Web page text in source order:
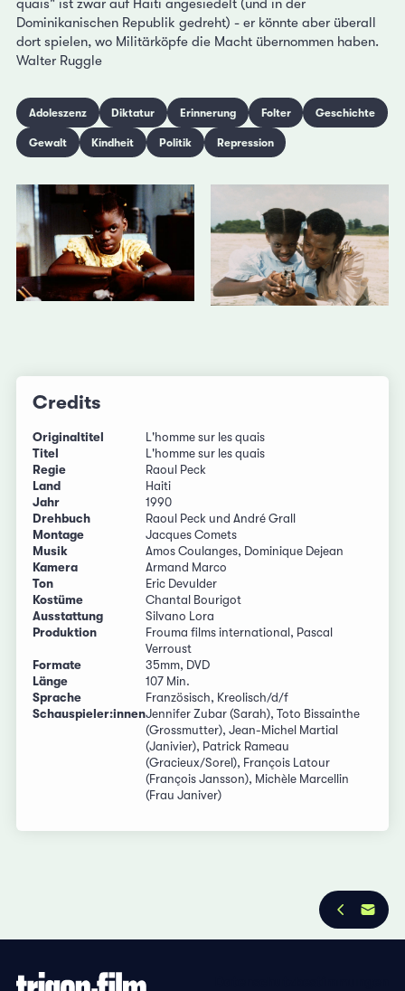
quais" ist zwar auf Haiti angesiedelt (und in der
Dominikanischen Republik gedreht) - er könnte aber überall
dort spielen, wo Militärköpfe die Macht übernommen haben.
Walter Ruggle
Adoleszenz Diktatur Erinnerung Folter Geschichte
Gewalt Kindheit Politik Repression
Credits
Originaltitel
L'homme sur les quais
Titel
L'homme sur les quais
Regie
Raoul Peck
Land
Haiti
Jahr
1990
Drehbuch
Raoul Peck und André Grall
Montage
Jacques Comets
Musik
Amos Coulanges, Dominique Dejean
Kamera
Armand Marco
Ton
Eric Devulder
Kostüme
Chantal Bourigot
Ausstattung
Silvano Lora
Produktion
Frouma films international, Pascal
Verroust
Formate
35mm, DVD
Länge
107 Min.
Sprache
Französisch, Kreolisch/d/f
Schauspieler:innenJennifer Zubar (Sarah), Toto Bissainthe
(Grossmutter), Jean-Michel Martial
(Janivier), Patrick Rameau
(Gracieux/Sorel), François Latour
(François Jansson), Michèle Marcellin
(Frau Janiver)